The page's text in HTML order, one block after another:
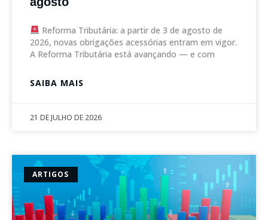
Reforma Tributária: a partir de 3 de agosto de
2026, novas obrigações acessórias entram em vigor.
A Reforma Tributária está avançando — e com
SAIBA MAIS
21 DE JULHO DE 2026
ARTIGOS